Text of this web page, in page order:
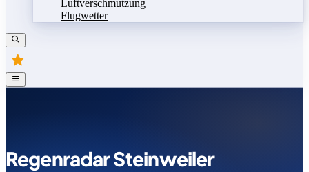
Luftverschmutzung
Flugwetter
Regenradar Steinweiler